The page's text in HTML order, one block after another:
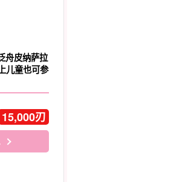
舟皮纳萨拉
儿童也可参
15,000刃